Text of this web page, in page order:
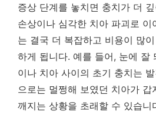
증상 단계를 놓치면 충치가 더
손상이나 심각한 치아 파괴로 이
는 결국 더 복잡하고 비용이 많
하게 됩니다. 예를 들어, 눈에 잘
이나 치아 사이의 초기 충치는
으로는 멀쩡해 보였던 치아가
깨지는 상황을 초래할 수 있습니